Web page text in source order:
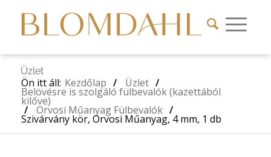
Üzlet
Ön itt áll: Kezdőlap / Üzlet /
Belövésre is szolgáló fülbevalók (kazettából
kilőve)
/ Orvosi Műanyag Fülbevalók /
Szivárvány kör, Orvosi Műanyag, 4 mm, 1 db